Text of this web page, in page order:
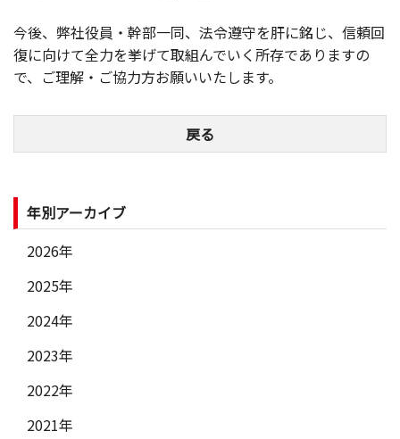
今後、弊社役員・幹部一同、法令遵守を肝に銘じ、信頼回
復に向けて全力を挙げて取組んでいく所存でありますの
で、ご理解・ご協力方お願いいたします。
戻る
年別アーカイブ
2026年
2025年
2024年
2023年
2022年
2021年